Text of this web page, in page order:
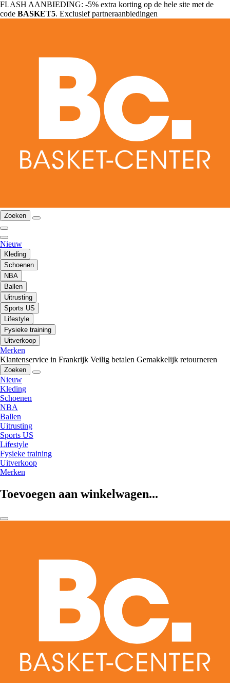
FLASH AANBIEDING: -5% extra korting op de hele site met de
code BASKET5. Exclusief partneraanbiedingen
Zoeken
Nieuw
Kleding
Schoenen
NBA
Ballen
Uitrusting
Sports US
Lifestyle
Fysieke training
Uitverkoop
Merken
Klantenservice in Frankrijk Veilig betalen Gemakkelijk retourneren
Zoeken
Nieuw
Kleding
Schoenen
NBA
Ballen
Uitrusting
Sports US
Lifestyle
Fysieke training
Uitverkoop
Merken
Toevoegen aan winkelwagen...